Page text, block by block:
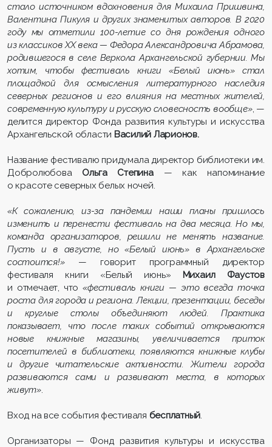
стало источником вдохновения для Михаила Пришвина,
Валентина Пикуля и других знаменитых авторов. В 2020
году мы отметили 100-летие со дня рождения одного
из классиков XX века — Федора Александровича Абрамова,
родившегося в селе Веркола Архангельской губернии. Мы
хотим, чтобы фестиваль книги «Белый июнь» стал
площадкой для осмысления литературного наследия
северных регионов и его влияния на местных жителей,
современную культуру и русскую словесность вообще», —
делится директор Фонда развития культуры и искусства
Архангельской области Василий Ларионов.
Название фестивалю придумала директор библиотеки им.
Добролюбова Ольга Степина— как напоминание
о красоте северных белых ночей.
«К сожалению, из-за пандемии наши планы пришлось
изменить и перенести фестиваль на два месяца. Но мы,
команда организаторов, решили не менять название.
Пусть и в августе, но «Белый июнь» в Архангельске
состоится!»— говорит программный директор
фестиваля книги «Белый июнь» Михаил Фаустов
и отмечает, что«фестиваль книги — это всегда точка
роста для города и региона. Лекции, презентации, беседы
и круглые столы объединяют людей. Практика
показывает, что после таких событий открываются
новые книжные магазины, увеличивается приток
посетителей в библиотеки, появляются книжные клубы
и другие читательские активности. Жители города
развиваются сами и развивают места, в которых
живут».
Вход на все события фестиваля бесплатный.
Организаторы — Фонд развития культуры и искусства